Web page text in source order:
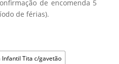
de encomenda 5
de férias).
Infantil Tita c/gavetão